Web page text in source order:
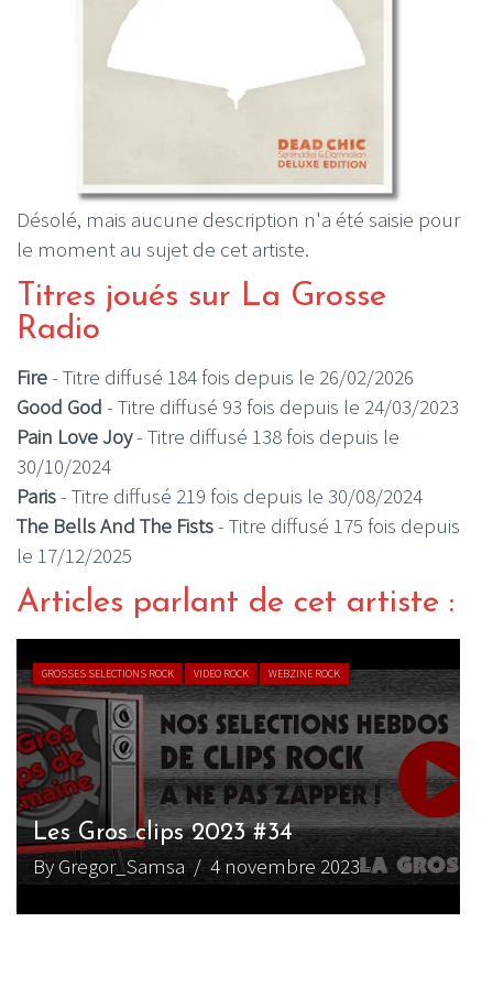
Désolé, mais aucune description n'a été saisie pour
le moment au sujet de cet artiste.
Titres joués sur La Grosse
Radio
Fire- Titre diffusé 184 fois depuis le 26/02/2026
Good God - Titre diffusé 93 fois depuis le 24/03/2023
Pain Love Joy- Titre diffusé 138 fois depuis le
30/10/2024
Paris- Titre diffusé 219 fois depuis le 30/08/2024
The Bells And The Fists- Titre diffusé 175 fois depuis
le 17/12/2025
Articles parlant de cet artiste :
GROSSES SELECTIONS ROCK VIDEO ROCK WEBZINE ROCK
Les Gros clips 2023 #34
By Gregor_Samsa / 4 novembre 2023